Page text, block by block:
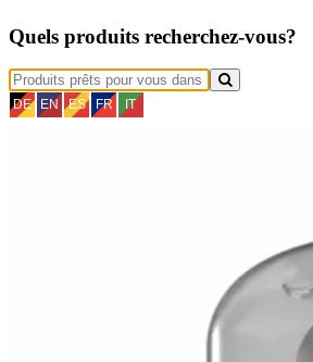
Quels produits recherchez-vous?